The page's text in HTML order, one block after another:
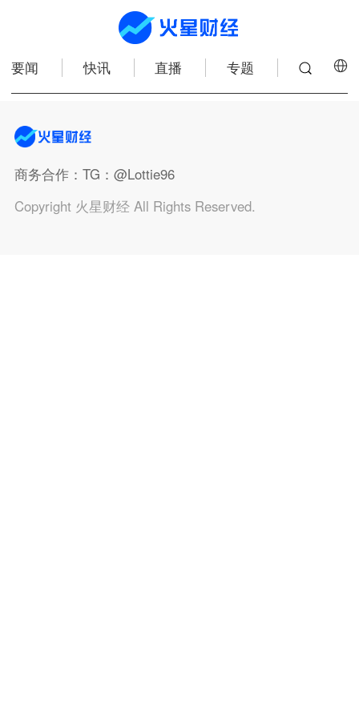
要闻 快讯 直播 专题
商务合作：TG：@Lottie96
Copyright 火星财经 All Rights Reserved.